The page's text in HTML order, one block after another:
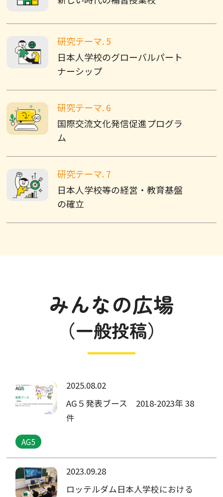
研究テーマ. 5
日本人学校のグローバルパート
ナーシップ
研究テーマ. 6
国際交流文化発信促進プログラ
ム
研究テーマ. 7
日本人学校等の経営・教育基盤
の確立
みんなの広場
（一般投稿）
2025.08.02
AG５発表ブース 2018-2023年 38
件
AG5
2023.09.28
ロッテルダム日本人学校における